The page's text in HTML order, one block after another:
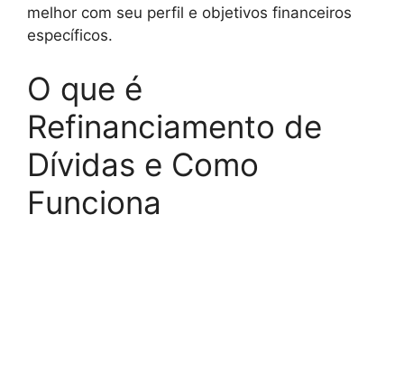
melhor com seu perfil e objetivos financeiros
específicos.
O que é
Refinanciamento de
Dívidas e Como
Funciona